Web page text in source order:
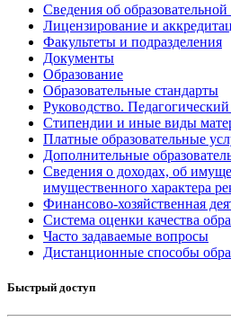
Сведения об
Лицензирование и
Факультеты и подразделения
Документы
Образование
Образовательные стандарты
Руководство. Педагогический
Стипендии и иные виды
Платные образовательные
Дополнительные
Сведения о доходах, об
имущественного характера
Финансово-хозяйственная
Система оценки качества
Часто задаваемые вопросы
Дистанционные способы
Быстрый доступ